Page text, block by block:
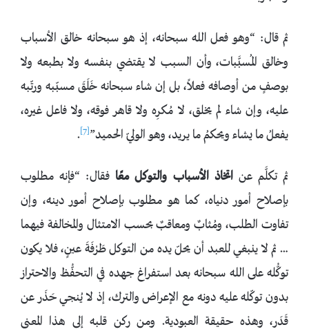
ثم قال: “وهو فعل الله سبحانه، إذ هو سبحانه خالق الأسباب
وخالق المُسبَّبات، وأن السبب لا يقتضي بنفسه ولا بطبعه ولا
بوصفٍ من أوصافه فعلاً، بل إن شاء سبحانه خَلَقَ مسبّبه ورتّبه
عليه، وإن شاء لم يخلق، لا مُكرِه ولا قاهر فوقه، ولا فاعل غيره،
يفعلُ ما يشاء ويحكمُ ما يريد، وهو الوليّ الحميد”[7]
.
ثم تكلَّم عناتخاذ الأسباب والتوكل معًا فقال: “فإنه مطلوب
بإصلاح أمور دنياه، كما هو مطلوب بإصلاح أمور دينه، وإن
تفاوت الطلب، ومُثابٌ ومعاقبٌ بحسب الامتثال والمخالفة فيهما
… ثم لا ينبغي للعبد أن يحلّ يده من التوكل طَرْفَةَ عينٍ، فلا يكون
توكُّله على الله سبحانه بعد استفراغ جهده في التحفُّظ والاحتراز
بدون توكّله عليه دونه مع الإعراض والترك، إذ لا يُنجي حَذَر عن
قَدَر، وهذه حقيقة العبودية. ومن ركن قلبه إلى هذا المعنى